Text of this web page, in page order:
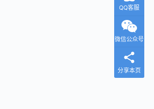
QQ客服
微信公众号
分享本页